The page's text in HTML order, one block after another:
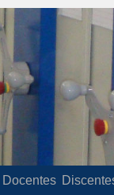
Docentes